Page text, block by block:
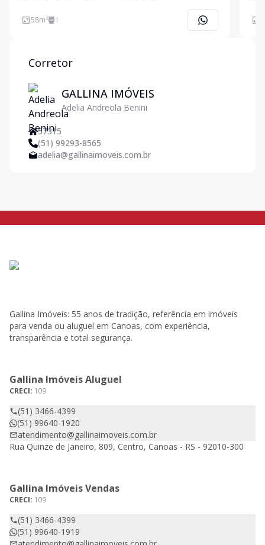
58m² 1
Corretor
GALLINA IMÓVEIS
Adelia Andreola Benini
57315
(51) 99293-8565
adelia@gallinaimoveis.com.br
Gallina Imóveis: 55 anos de tradição, referência em imóveis
para venda ou aluguel em Canoas, com experiência,
transparência e total segurança.
Gallina Imóveis Aluguel
CRECI: 109
(51) 3466-4399
(51) 99640-1920
atendimento@gallinaimoveis.com.br
Rua Quinze de Janeiro, 809, Centro, Canoas - RS - 92010-300
Gallina Imóveis Vendas
CRECI: 109
(51) 3466-4399
(51) 99640-1919